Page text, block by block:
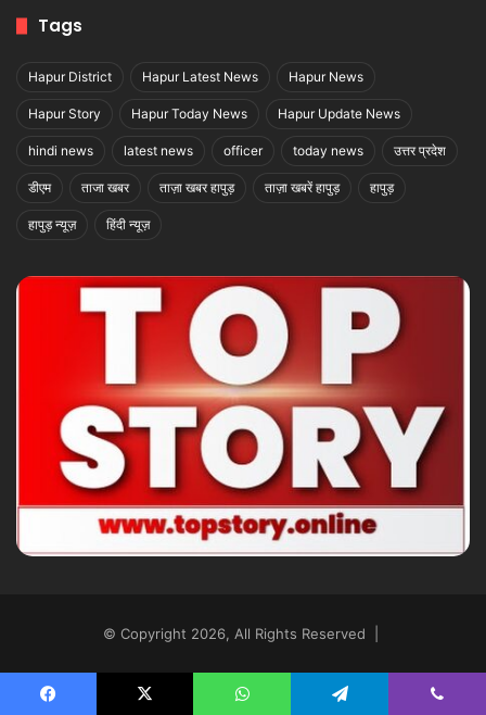
Tags
Hapur District Hapur Latest News Hapur News
Hapur Story Hapur Today News Hapur Update News
hindi news latest news officer today news उत्तर प्रदेश
डीएम ताजा खबर ताज़ा खबर हापुड़ ताज़ा खबरें हापुड़ हापुड़
हापुड़ न्यूज़ हिंदी न्यूज़
© Copyright 2026, All Rights Reserved |